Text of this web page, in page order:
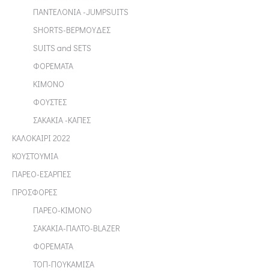
ΠΑΝΤΕΛΟΝΙΑ -JUMPSUITS
SHORTS-ΒΕΡΜΟΥΔΕΣ
SUITS and SETS
ΦΟΡΕΜΑΤΑ
ΚΙΜΟΝΟ
ΦΟΥΣΤΕΣ
ΣΑΚΑΚΙΑ -ΚΑΠΕΣ
ΚΑΛΟΚΑΙΡΙ 2022
ΚΟΥΣΤΟΥΜΙΑ
ΠΑΡΕΟ-ΕΣΑΡΠΕΣ
ΠΡΟΣΦΟΡΕΣ
ΠΑΡΕΟ-ΚΙΜΟΝΟ
ΣΑΚΑΚΙΑ-ΠΑΛΤΟ-BLAZER
ΦΟΡΕΜΑΤΑ
ΤΟΠ-ΠΟΥΚΑΜΙΣΑ